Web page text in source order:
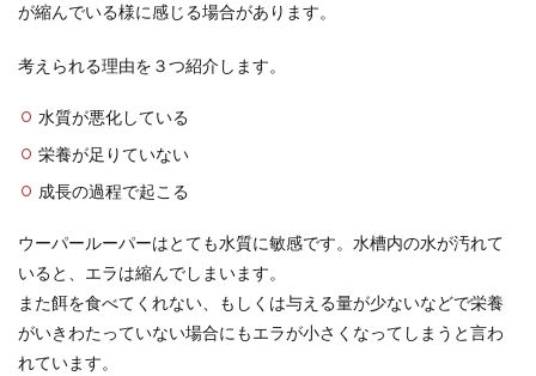
セキセイインコのおもちゃの作り方。
水槽のエアレーションの水はね対策！
水浸しにならない方法
が縮んでいる様に感じる場合があります。
考えられる理由を３つ紹介します。
水質が悪化している
栄養が足りていない
成長の過程で起こる
ウーパールーパーはとても水質に敏感です。水槽内の水が汚れて
いると、エラは縮んでしまいます。
また餌を食べてくれない、もしくは与える量が少ないなどで栄養
がいきわたっていない場合にもエラが小さくなってしまうと言わ
れています。